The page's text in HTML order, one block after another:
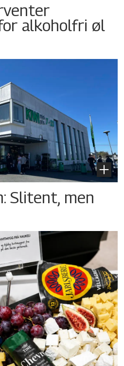
alkoholfri øl
Slitent, men